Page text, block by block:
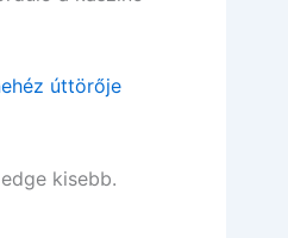
úttörője
kisebb.